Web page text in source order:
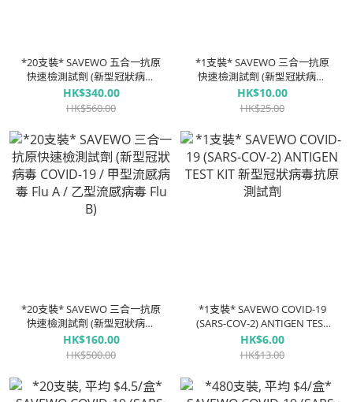
*20支裝* SAVEWO 五合一抗原
快速檢測試劑 (新型冠狀病毒
(Covid-19) / 甲型流感病毒
(Influenza A) / 乙型流感病毒
病毒 / ADV腺病毒)
HK$340.00
HK$560.00
*1支裝* SAVEWO 三合一抗原
快速檢測試劑 (新型冠狀病毒
COVID-19 / 甲型流感病毒 Flu
A / 乙型流感病毒 Flu B)
HK$10.00
HK$25.00
*20支裝* SAVEWO 三合一抗原
快速檢測試劑 (新型冠狀病毒
COVID-19 / 甲型流感病毒 Flu
A / 乙型流感病毒 Flu B)
HK$160.00
HK$500.00
*1支裝* SAVEWO COVID-19
(SARS-COV-2) ANTIGEN TEST
KIT 新型冠狀病毒抗原測試劑
HK$6.00
HK$13.00